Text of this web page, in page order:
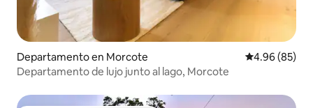
Departamento en Morcote Calificación
4.96 (85)
Departamento de lujo junto al lago, Morcote